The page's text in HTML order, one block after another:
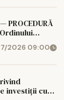
PROCEDURĂ
30.10.2024
a) Beneficiar
2026 09:00
investiții cu